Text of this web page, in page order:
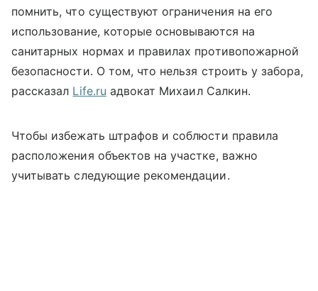
помнить, что существуют ограничения на его
использование, которые основываются на
санитарных нормах и правилах противопожарной
безопасности. О том, что нельзя строить у забора,
рассказал Life.ru адвокат Михаил Салкин.
Чтобы избежать штрафов и соблюсти правила
расположения объектов на участке, важно
учитывать следующие рекомендации.